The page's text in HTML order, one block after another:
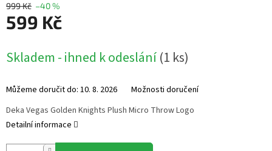
999 Kč –40 %
599 Kč
cena:
Skladem - ihned k odeslání(1 ks)
Můžeme doručit do: 10. 8. 2026 Možnosti doručení
Deka Vegas Golden Knights Plush Micro Throw Logo
Detailní informace